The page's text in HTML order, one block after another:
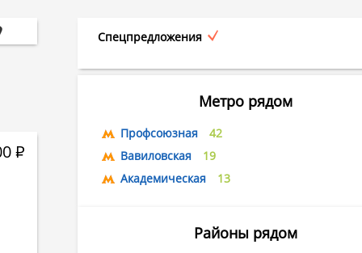
Р
Спецпредложения
Метро рядом
Профсоюзная
42
Вавиловская
19
Академическая
13
Районы рядом